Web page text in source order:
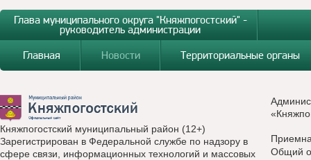
Глава муниципального округа "Княжпогостский" -
руководитель администрации
Главная
Новости Территориальные органы
Княжпогостский муниципальный район (12+)
Зарегистрирован в Федеральной службе по надзору в
сфере связи, информационных технологий и массовых
Общий